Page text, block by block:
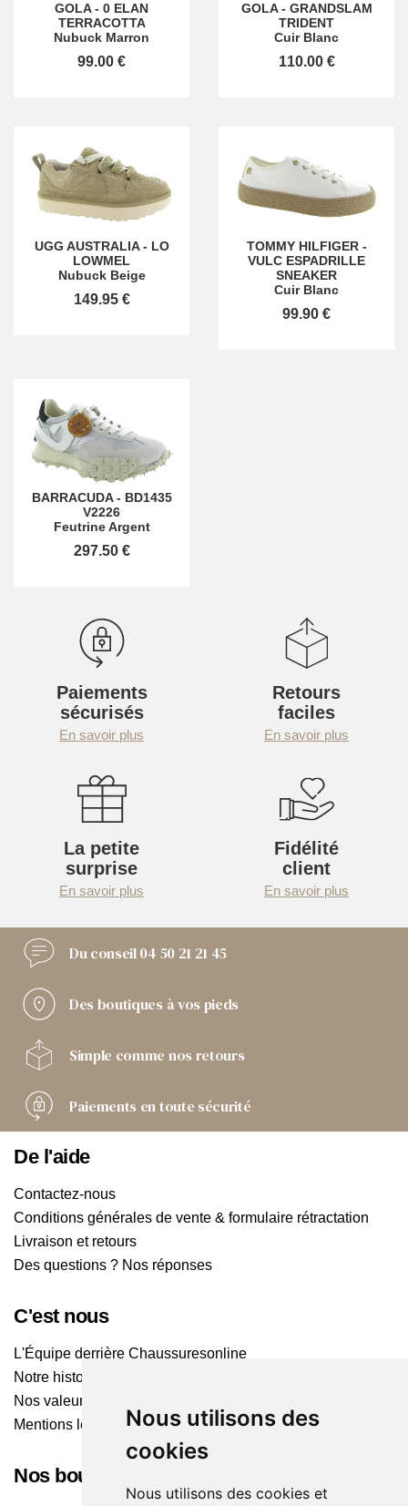
Nous utilisons des
cookies
Nous utilisons des cookies et
GOLA- 0 ELAN
TERRACOTTA
Nubuck Marron
99.00 €
GOLA- GRANDSLAM
TRIDENT
Cuir Blanc
110.00 €
UGG AUSTRALIA- LO
LOWMEL
Nubuck Beige
149.95 €
TOMMY HILFIGER-
VULC ESPADRILLE
SNEAKER
Cuir Blanc
99.90 €
BARRACUDA- BD1435
V2226
Feutrine Argent
297.50 €
Paiements
sécurisés
En savoir plus
Retours
faciles
En savoir plus
La petite
surprise
En savoir plus
Fidélité
client
En savoir plus
Du conseil04 50 21 21 45
Des boutiques à vos pieds
Simple comme nos retours
Paiements en toute sécurité
De l'aide
Contactez-nous
Conditions générales de vente & formulaire rétractation
Livraison et retours
Des questions ? Nos réponses
C'est nous
L'Équipe derrière Chaussuresonline
Notre histoire
Nos valeurs
Mentions légales
Nos boutiques